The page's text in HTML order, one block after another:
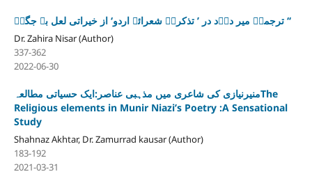
ترجمۂ میر درؔد در ’ تذکرۂ شعرائے اردو‘ از خیراتی لعل بے جگرؔ ‘‘
Dr. Zahira Nisar (Author)
337-362
2022-06-30
منیرنیازی کی شاعری میں مذہبی عناصر:ایک حسیاتی مطالعہThe
Religious elements in Munir Niazi’s Poetry :A Sensational
Study
Shahnaz Akhtar, Dr. Zamurrad kausar (Author)
183-192
2021-03-31